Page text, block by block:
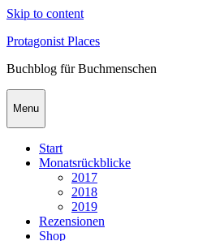
Skip to content
Protagonist Places
Buchblog für Buchmenschen
Menu
Start
Monatsrückblicke
2017
2018
2019
Rezensionen
Shop